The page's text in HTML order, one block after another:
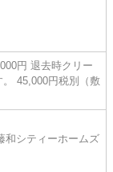
円 退去時クリー
45,000円税別（敷
和シティーホームズ